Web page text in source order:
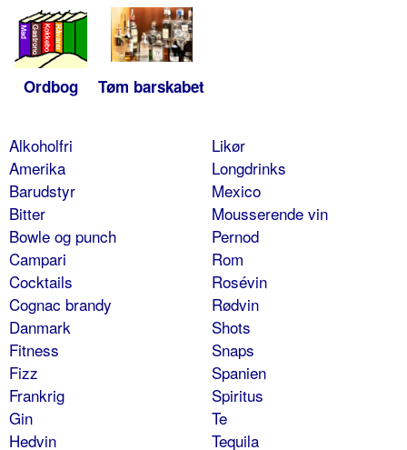
Ordbog Tøm barskabet
Alkoholfri
Amerika
Barudstyr
Bitter
Bowle og punch
Campari
Cocktails
Cognac brandy
Danmark
Fitness
Fizz
Frankrig
Gin
Hedvin
Likør
Longdrinks
Mexico
Mousserende vin
Pernod
Rom
Rosévin
Rødvin
Shots
Snaps
Spanien
Spiritus
Te
Tequila